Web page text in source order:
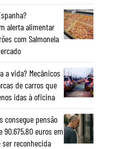
alerta alimentar
com Salmonela
a vida? Mecânicos
de carros que
idas à oficina
consegue pensão
90.675,80 euros em
reconhecida